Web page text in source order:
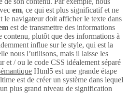
em, ce qui est plus significatif et ne
le navigateur doit afficher le texte dans
est de transmettre des informations
contenu, plutôt que des informations à
influe sur le style, qui est la
nous l’utilisons, mais il laisse les
et / ou le code CSS idéalement séparé
Html5 est une grande étape
est de créer un système dans lequel
plus grand niveau de signification